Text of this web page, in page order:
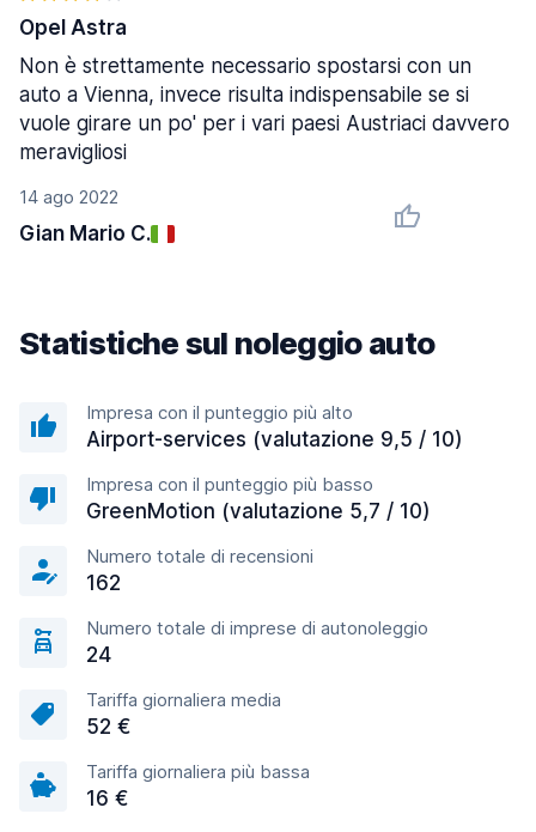
14 ago 2022
Gian Mario C.
Opel Astra
Non è strettamente necessario spostarsi con un
auto a Vienna, invece risulta indispensabile se si
vuole girare un po' per i vari paesi Austriaci davvero
meravigliosi
Statistiche sul noleggio auto
Impresa con il punteggio più alto
Airport-services (valutazione 9,5 / 10)
Impresa con il punteggio più basso
GreenMotion (valutazione 5,7 / 10)
Numero totale di recensioni
162
Numero totale di imprese di autonoleggio
24
Tariffa giornaliera media
52 €
Tariffa giornaliera più bassa
16 €